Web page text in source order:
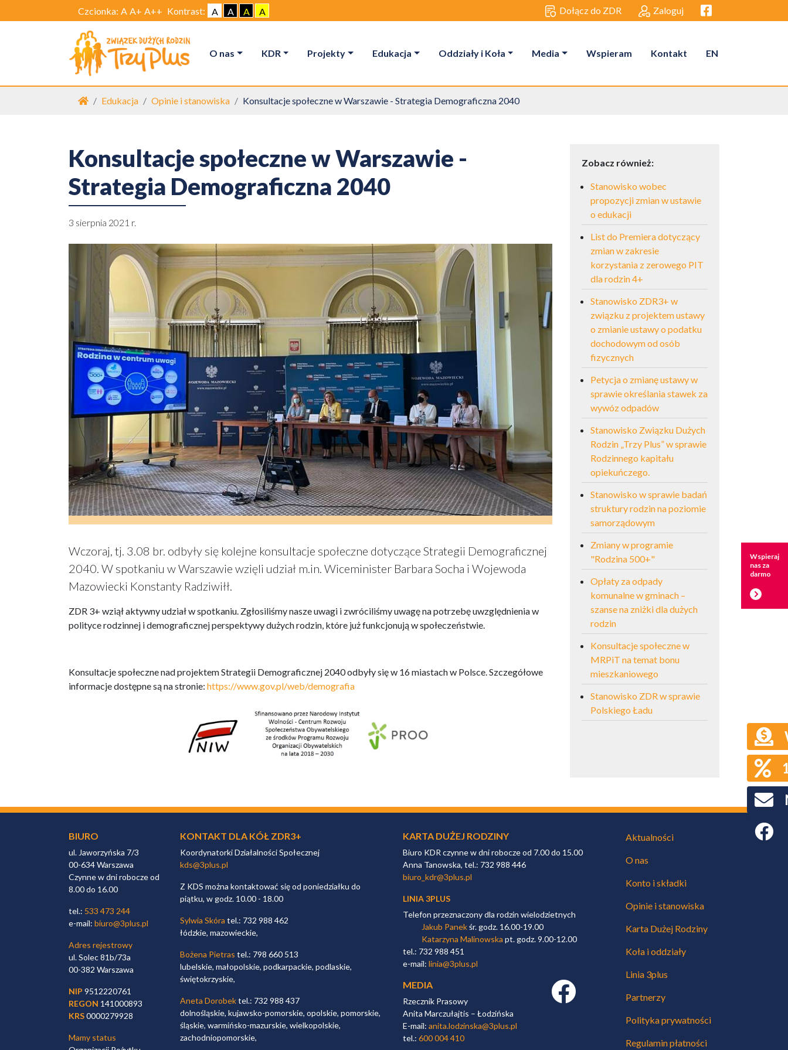
Czcionka: A A+ A++ Kontrast: A A A A Dołącz do ZDR Zaloguj Facebook link
O nas KDR Projekty Edukacja Oddziały i Koła Media Wspieram Kontakt EN
Strona główna
Edukacja Opinie i stanowiska Konsultacje społeczne w Warszawie - Strategia Demograficzna 2040
Konsultacje społeczne w Warszawie -
Strategia Demograficzna 2040
3 sierpnia 2021 r.
Wczoraj, tj. 3.08 br. odbyły się kolejne konsultacje społeczne dotyczące Strategii Demograficznej
2040. W spotkaniu w Warszawie wzięli udział m.in. Wiceminister Barbara Socha i Wojewoda
Mazowiecki Konstanty Radziwiłł.
ZDR 3+ wziął aktywny udział w spotkaniu. Zgłosiliśmy nasze uwagi i zwróciliśmy uwagę na potrzebę uwzględnienia w
polityce rodzinnej i demograficznej perspektywy dużych rodzin, które już funkcjonują w społeczeństwie.
Konsultacje społeczne nad projektem Strategii Demograficznej 2040 odbyły się w 16 miastach w Polsce. Szczegółowe
informacje dostępne są na stronie: https://www.gov.pl/web/demografia
Zobacz również:
Stanowisko wobec
propozycji zmian w ustawie
o edukacji
List do Premiera dotyczący
zmian w zakresie
korzystania z zerowego PIT
dla rodzin 4+
Stanowisko ZDR3+ w
związku z projektem ustawy
o zmianie ustawy o podatku
dochodowym od osób
fizycznych
Petycja o zmianę ustawy w
sprawie określania stawek za
wywóz odpadów
Stanowisko Związku Dużych
Rodzin „Trzy Plus” w sprawie
Rodzinnego kapitału
opiekuńczego.
Stanowisko w sprawie badań
struktury rodzin na poziomie
samorządowym
Zmiany w programie
"Rodzina 500+"
Opłaty za odpady
komunalne w gminach –
szanse na zniżki dla dużych
rodzin
Konsultacje społeczne w
MRPiT na temat bonu
mieszkaniowego
Stanowisko ZDR w sprawie
Polskiego Ładu
BIURO
ul. Jaworzyńska 7/3
00-634 Warszawa
Czynne w dni robocze od
8.00 do 16.00
tel.: 533 473 244
e-mail: biuro@3plus.pl
Adres rejestrowy
ul. Solec 81b/73a
00-382 Warszawa
NIP 9512220761
REGON 141000893
KRS0000279928
Mamy status
KONTAKT DLA KÓŁ ZDR3+
Koordynatorki Działalności Społecznej
kds@3plus.pl
Z KDS można kontaktować się od poniedziałku do
piątku, w godz. 10.00 - 18.00
Sylwia Skóra tel.: 732 988 462
łódzkie, mazowieckie,
Bożena Pietras tel.: 798 660 513
lubelskie, małopolskie, podkarpackie, podlaskie,
świętokrzyskie,
Aneta Dorobektel.: 732 988 437
dolnośląskie, kujawsko-pomorskie, opolskie, pomorskie,
śląskie, warmińsko-mazurskie, wielkopolskie,
zachodniopomorskie,
KARTA DUŻEJ RODZINY
Biuro KDR czynne w dni robocze od 7.00 do 15.00
Anna Tanowska, tel.: 732 988 446
biuro_kdr@3plus.pl
LINIA 3PLUS
Telefon przeznaczony dla rodzin wielodzietnych
Jakub Panekśr. godz. 16.00-19.00
Katarzyna Malinowska pt. godz. 9.00-12.00
tel.: 732 988 451
e-mail: linia@3plus.pl
MEDIA
Rzecznik Prasowy
Anita Marczułajtis – Łodzińska
E-mail: anita.lodzinska@3plus.pl
tel.: 600 004 410
Facebook link
Aktualności
O nas
Konto i składki
Opinie i stanowiska
Karta Dużej Rodziny
Koła i oddziały
Linia 3plus
Partnerzy
Polityka prywatności
Regulamin płatności
Wspieraj
nas za
darmo